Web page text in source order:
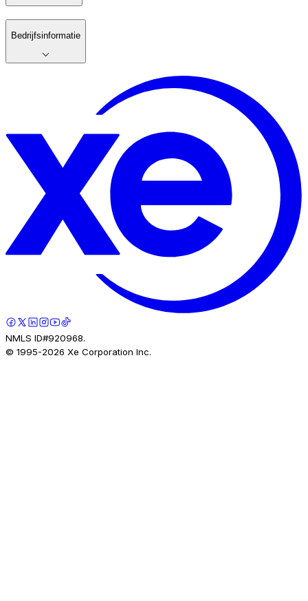
Bedrijfsinformatie
NMLS ID#920968.
© 1995-2026 Xe Corporation Inc.